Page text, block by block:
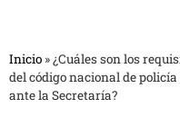
Inicio »¿Cuáles son los
del código nacional de
ante la Secretaría?